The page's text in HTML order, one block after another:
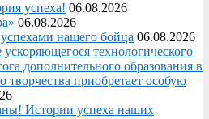
успеха! 06.08.2026
06.08.2026
нашего бойца 06.08.2026
технологического
дополнительного образования в
творчества приобретает особую
Истории успеха наших